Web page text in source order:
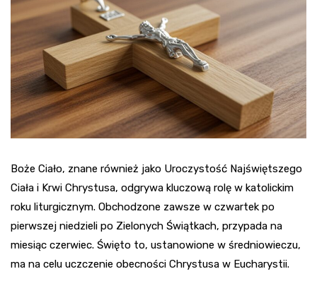
Boże Ciało, znane również jako Uroczystość Najświętszego
Ciała i Krwi Chrystusa, odgrywa kluczową rolę w katolickim
roku liturgicznym. Obchodzone zawsze w czwartek po
pierwszej niedzieli po Zielonych Świątkach, przypada na
miesiąc czerwiec. Święto to, ustanowione w średniowieczu,
ma na celu uczczenie obecności Chrystusa w Eucharystii.